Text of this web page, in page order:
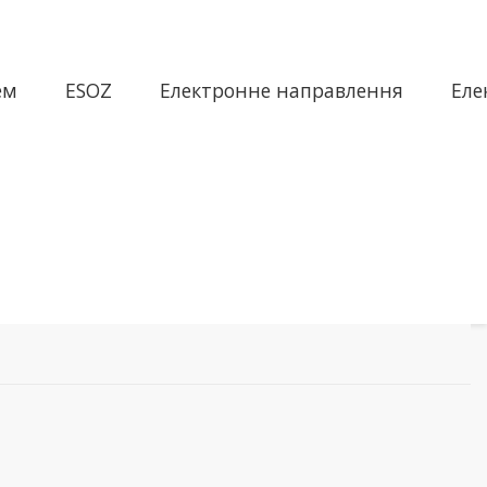
ESOZ Електронне направлення